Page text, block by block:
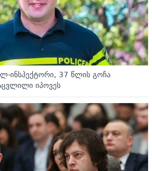
ინსპექტორი, 37 წლის გოჩა
იპოვეს